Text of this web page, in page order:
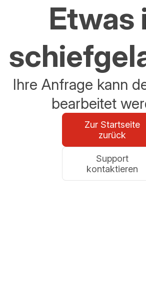
Etwas
Ihre Anfrage kann
bearbeitet
Zur Startseite
zurück
Support
kontaktieren